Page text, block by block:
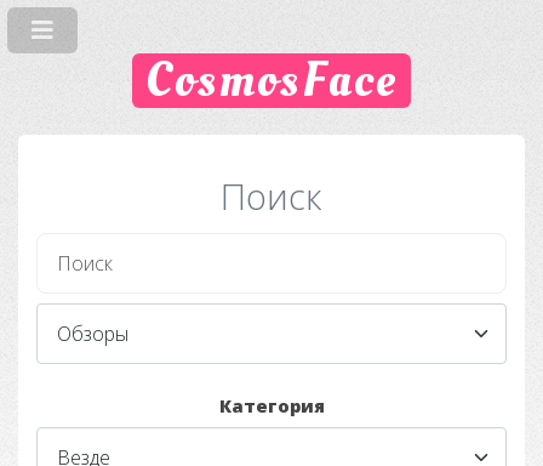
CosmosFace
Поиск
Категория